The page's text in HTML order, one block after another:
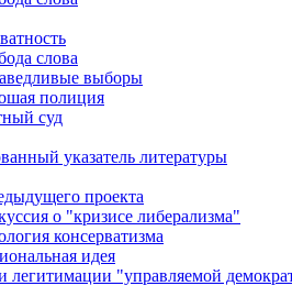
слова
выборы
полиция
суд
указатель литературы
проекта
о "кризисе либерализма"
консерватизма
идея
легитимации "управляемой